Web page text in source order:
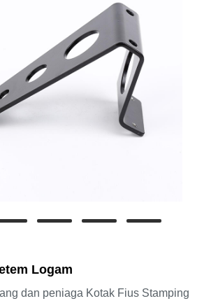
Logam
dan peniaga Kotak Fius Stamping